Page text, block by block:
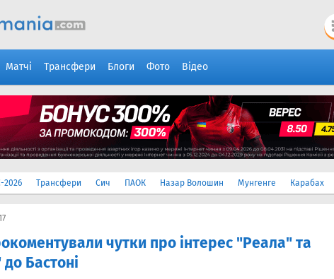
Матчі Трансфери Блоги Фото Відео
2026 Трансфери Сич ПАОК Назар Волошин Мунгенге Карабах
чутки про інтерес "Реала" та
Бастоні